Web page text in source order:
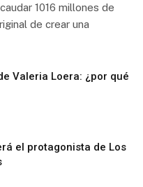
1016 millones de
de crear una
Valeria Loera: ¿por qué
el protagonista de Los